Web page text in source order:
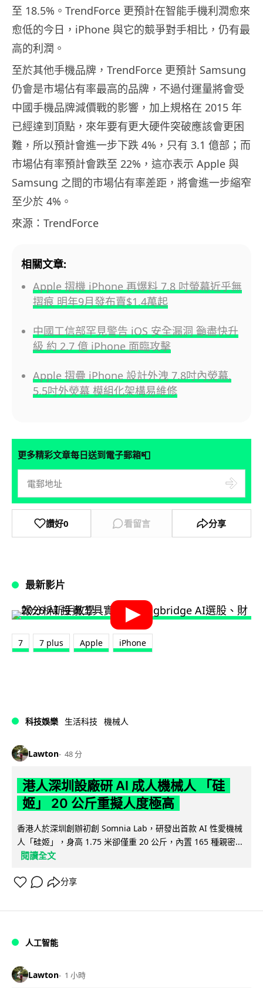
至 18.5%。TrendForce 更預計在智能手機利潤愈來
愈低的今日，iPhone 與它的競爭對手相比，仍有最
高的利潤。
至於其他手機品牌，TrendForce 更預計 Samsung
仍會是市場佔有率最高的品牌，不過付運量將會受
中國手機品牌減價戰的影響，加上規格在 2015 年
已經達到頂點，來年要有更大硬件突破應該會更困
難，所以預計會進一步下跌 4%，只有 3.1 億部；而
市場佔有率預計會跌至 22%，這亦表示 Apple 與
Samsung 之間的市場佔有率差距，將會進一步縮窄
至少於 4%。
來源：TrendForce
相關文章:
Apple 摺機 iPhone 再爆料 7.8 吋螢幕近乎無
摺痕 明年9月發布賣$1.4萬起
中國工信部罕見警告 iOS 安全漏洞 籲盡快升
級 約 2.7 億 iPhone 面臨攻擊
Apple 摺疊 iPhone 設計外洩 7.8吋內熒幕,
5.5吋外熒幕 模組化架構易維修
更多精彩文章每日送到電子郵箱📮
讚好0 看留言 分享
最新影片
7 7 plus Apple iPhone
科技娛樂 生活科技 機械人
Lawton 48 分
港人深圳設廠研 AI 成人機械人 「硅
姬」 20 公斤重擬人度極高
香港人於深圳創辦初創 Somnia Lab，研發出首款 AI 性愛機械
人「硅姬」，身高 1.75 米卻僅重 20 公斤，內置 165 種親密...
閱讀全文
分享
人工智能
Lawton 1 小時